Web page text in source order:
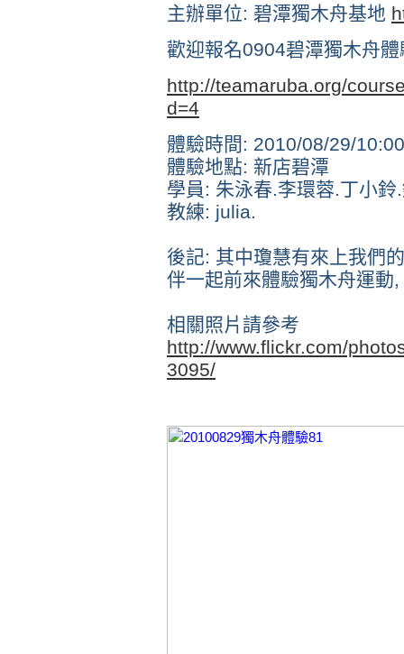
主辦單位: 碧潭獨木舟基地
歡迎報名0904碧潭獨木舟
http://teamaruba.org/
d=4
體驗時間: 2010/08/29/
體驗地點: 新店碧潭
學員: 朱泳春.李環蓉.丁小
教練: julia.
後記: 其中瓊慧有來上我們
伴一起前來體驗獨木舟運動
相關照片請參考
http://www.flickr.com/
3095/